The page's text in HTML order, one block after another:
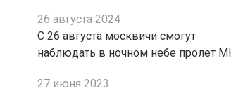
26 августа 2024
С 26 августа москвичи смогут
наблюдать в ночном небе пролет
27 июня 2023